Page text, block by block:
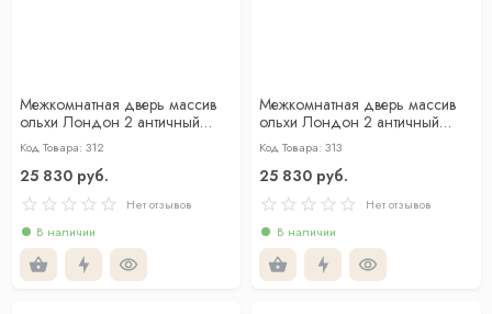
Межкомнатная дверь массив
ольхи Лондон 2 античный
орех глухая
Код Товара: 312
25 830 руб.
Нет отзывов
В наличии
Межкомнатная дверь массив
ольхи Лондон 2 античный
орех со стеклом
Код Товара: 313
25 830 руб.
Нет отзывов
В наличии